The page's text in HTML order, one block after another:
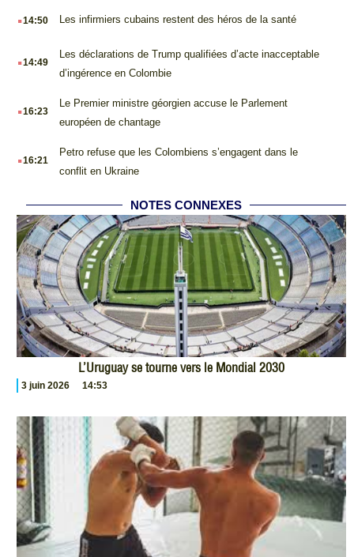
.14:50 Les infirmiers cubains restent des héros de la santé
.14:49
Les déclarations de Trump qualifiées d’acte inacceptable
d’ingérence en Colombie
.16:23
Le Premier ministre géorgien accuse le Parlement
européen de chantage
.16:21
Petro refuse que les Colombiens s’engagent dans le
conflit en Ukraine
NOTES CONNEXES
L’Uruguay se tourne vers le Mondial 2030
3 juin 2026 14:53